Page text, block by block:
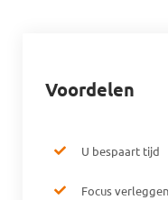
Voordelen
U bespaart tijd
Focus